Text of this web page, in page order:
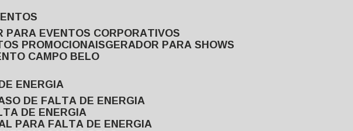
PARA EVENTOS CORPORATIVOS
PROMOCIONAIS GERADOR PARA SHOWS
CAMPO BELO
ENERGIA
DE FALTA DE ENERGIA
DE ENERGIA
PARA FALTA DE ENERGIA